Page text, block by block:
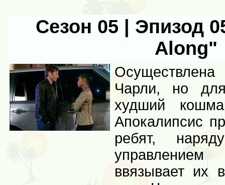
Сезон 05 | Эпизод
Along"
Чарли, но
худший
Апокалипсис
ребят,
ввязывает их